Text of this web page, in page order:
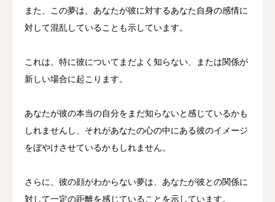
また、この夢は、あなたが彼に対するあなた自身の感情に
対して混乱していることも示しています。
これは、特に彼についてまだよく知らない、または関係が
新しい場合に起こります。
あなたが彼の本当の自分をまだ知らないと感じているかも
しれませんし、それがあなたの心の中にある彼のイメージ
をぼやけさせているかもしれません。
さらに、彼の顔がわからない夢は、あなたが彼との関係に
対して一定の距離を感じていることを示しています。